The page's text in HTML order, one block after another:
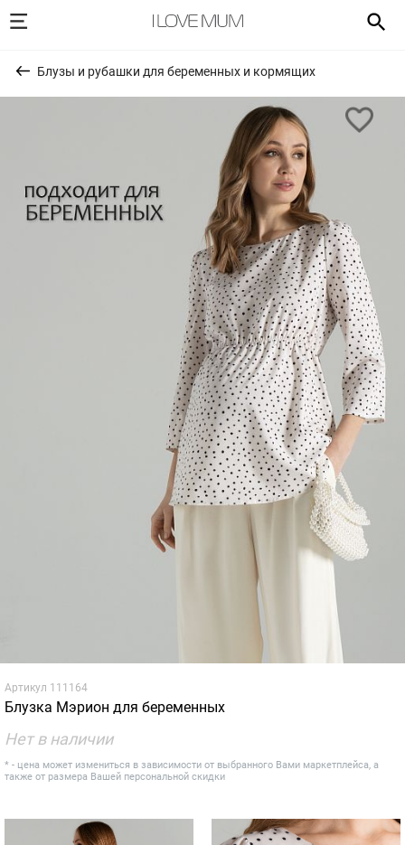
Блузы и рубашки для беременных и кормящих
Артикул 111164
Блузка Мэрион для беременных
Нет в наличии
* - цена может измениться в зависимости от выбранного Вами маркетплейса, а
также от размера Вашей персональной скидки